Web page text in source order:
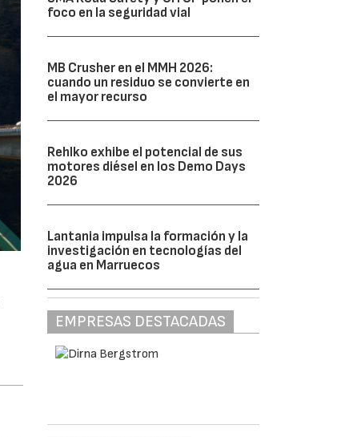
foco en la seguridad vial
MB Crusher en el MMH 2026:
cuando un residuo se convierte en
el mayor recurso
Rehlko exhibe el potencial de sus
motores diésel en los Demo Days
2026
Lantania impulsa la formación y la
investigación en tecnologías del
agua en Marruecos
EMPRESAS DESTACADAS